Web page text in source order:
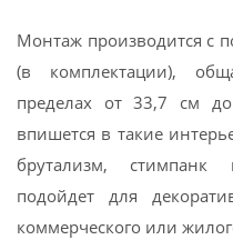
Монтаж производится с
(в комплектации),
пределах от 33,7 см
впишется в такие
брутализм, стимпанк
подойдет для
коммерческого или